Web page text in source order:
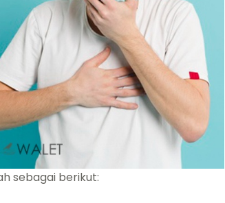
sebagai berikut: